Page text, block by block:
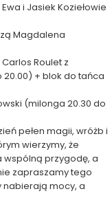
i Jasiek Koziełowie
Magdalena
Roulet z
20.00) + blok do tańca
(milonga 20.30 do
pełen magii, wróżb i
wierzymy, że
przygodę, a
zapraszamy tego
nabierają mocy, a